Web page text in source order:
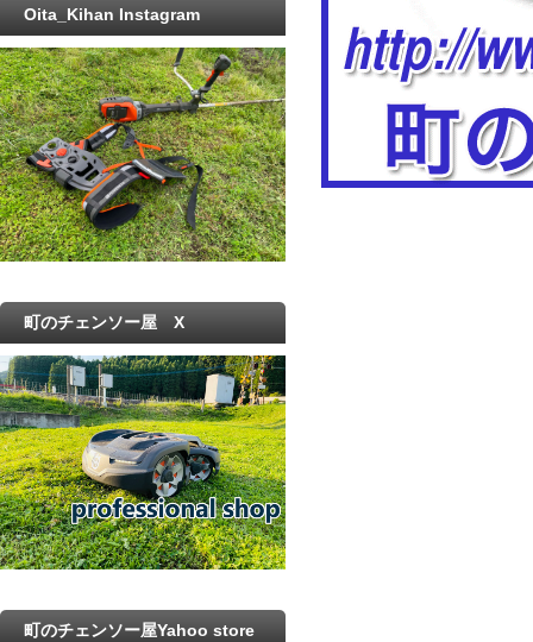
Oita_Kihan Instagram
町のチェンソー屋 X
町のチェンソー屋Yahoo store